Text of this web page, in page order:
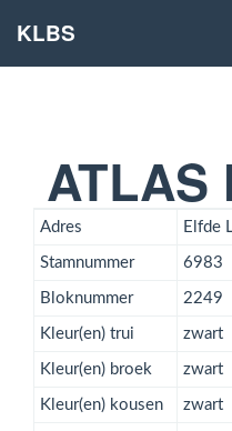
KLBS
ATLAS
Adres Elfde
Stamnummer 6983
Bloknummer 2249
Kleur(en) trui zwart
Kleur(en) broek zwart
Kleur(en) kousen zwart